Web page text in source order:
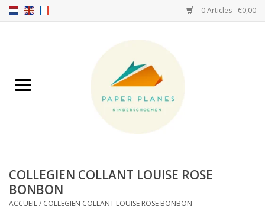
0 Articles - €0,00
FW26-27
HELLO HOSSY casquettes
COLLEGIEN COLLANT LOUISE ROSE
BONBON
ACCUEIL/ COLLEGIEN COLLANT LOUISE ROSE BONBON